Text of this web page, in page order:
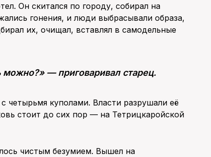
Он скитался по городу, собирал на
гонения, и люди выбрасывали образа,
их, очищал, вставлял в самодельные
можно?» — приговаривал старец.
четырьмя куполами. Власти разрушали её
стоит до сих пор — на Тетрицкаройской
чистым безумием. Вышел на